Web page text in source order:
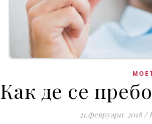
Как де се
21.февруари. 2018 /